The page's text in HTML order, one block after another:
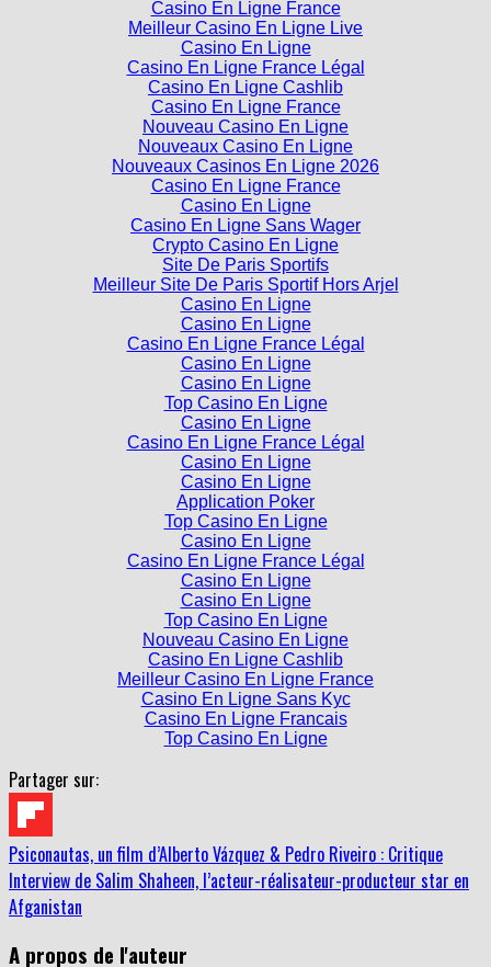
Meilleur Casino En Ligne Live
Casino En Ligne
Casino En Ligne France Légal
Casino En Ligne Cashlib
Casino En Ligne France
Nouveau Casino En Ligne
Nouveaux Casino En Ligne
Nouveaux Casinos En Ligne 2026
Casino En Ligne France
Casino En Ligne
Casino En Ligne Sans Wager
Crypto Casino En Ligne
Site De Paris Sportifs
Meilleur Site De Paris Sportif Hors Arjel
Casino En Ligne
Casino En Ligne
Casino En Ligne France Légal
Casino En Ligne
Casino En Ligne
Top Casino En Ligne
Casino En Ligne
Casino En Ligne France Légal
Casino En Ligne
Casino En Ligne
Application Poker
Top Casino En Ligne
Casino En Ligne
Casino En Ligne France Légal
Casino En Ligne
Casino En Ligne
Top Casino En Ligne
Nouveau Casino En Ligne
Casino En Ligne Cashlib
Meilleur Casino En Ligne France
Casino En Ligne Sans Kyc
Casino En Ligne Francais
Top Casino En Ligne
Partager sur:
Psiconautas, un film d’Alberto Vázquez & Pedro Riveiro : Critique
Interview de Salim Shaheen, l’acteur-réalisateur-producteur star en
Afganistan
A propos de l'auteur